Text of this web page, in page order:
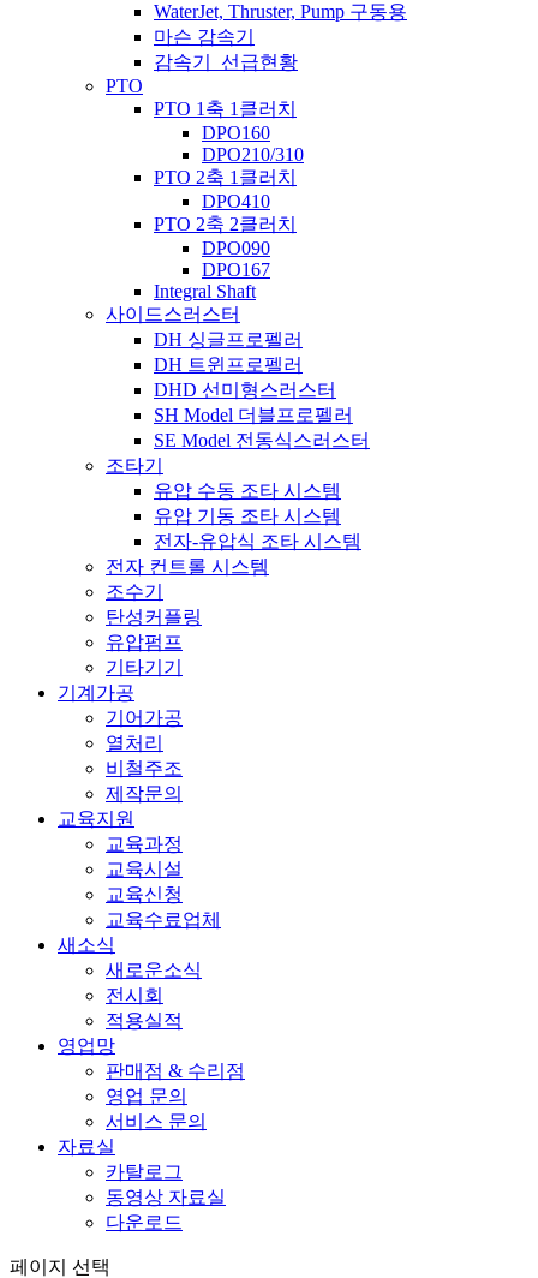
WaterJet, Thruster, Pump 구동용
마슨 감속기
감속기_선급현황
PTO
PTO 1축 1클러치
DPO160
DPO210/310
PTO 2축 1클러치
DPO410
PTO 2축 2클러치
DPO090
DPO167
Integral Shaft
사이드스러스터
DH 싱글프로펠러
DH 트윈프로펠러
DHD 선미형스러스터
SH Model 더블프로펠러
SE Model 전동식스러스터
조타기
유압 수동 조타 시스템
유압 기동 조타 시스템
전자-유압식 조타 시스템
전자 컨트롤 시스템
조수기
탄성커플링
유압펌프
기타기기
기계가공
기어가공
열처리
비철주조
제작문의
교육지원
교육과정
교육시설
교육신청
교육수료업체
새소식
새로운소식
전시회
적용실적
영업망
판매점 & 수리점
영업 문의
서비스 문의
자료실
카탈로그
동영상 자료실
다운로드
페이지 선택